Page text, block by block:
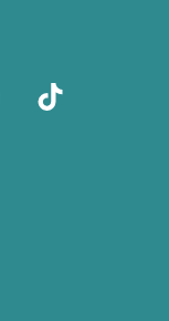
T
i